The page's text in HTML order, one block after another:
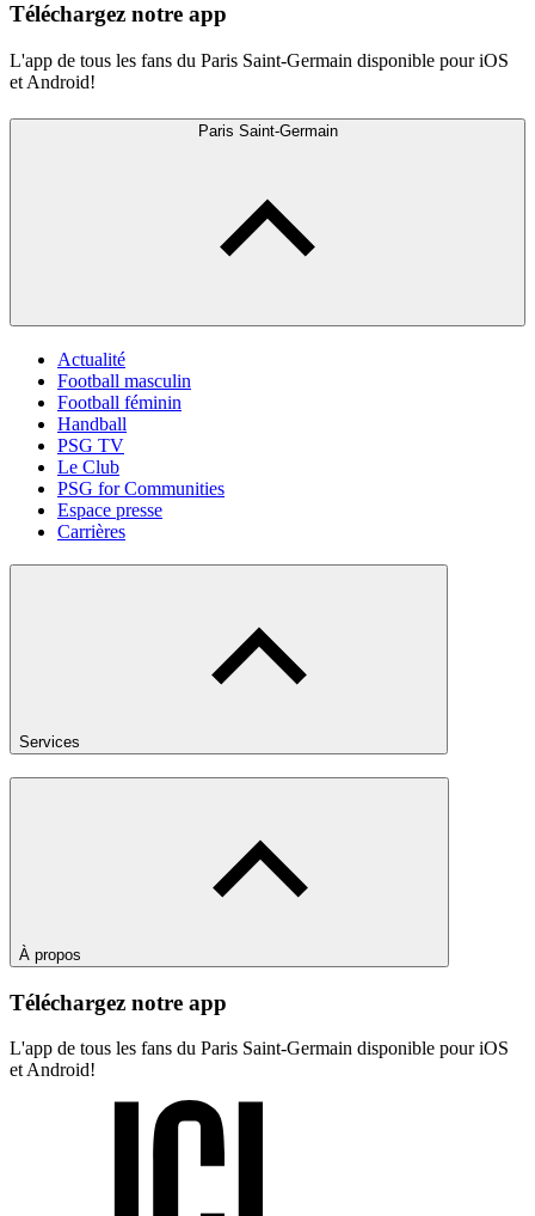
Téléchargez notre app
L'app de tous les fans du Paris Saint-Germain disponible pour iOS
et Android!
Paris Saint-Germain
Actualité
Football masculin
Football féminin
Handball
PSG TV
Le Club
PSG for Communities
Espace presse
Carrières
Services
À propos
Téléchargez notre app
L'app de tous les fans du Paris Saint-Germain disponible pour iOS
et Android!